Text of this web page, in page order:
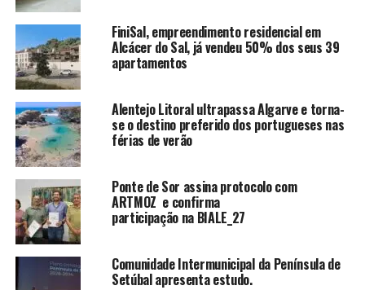
FiniSal, empreendimento residencial em
Alcácer do Sal, já vendeu 50% dos seus 39
apartamentos
Alentejo Litoral ultrapassa Algarve e torna-
se o destino preferido dos portugueses nas
férias de verão
Ponte de Sor assina protocolo com
ARTMOZ e confirma
participação na BIALE_27
Comunidade Intermunicipal da Península de
Setúbal apresenta estudo.